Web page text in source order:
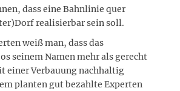
dass eine Bahnlinie quer
realisierbar sein soll.
weiß man, dass das
seinem Namen mehr als gerecht
einer Verbauung nachhaltig
planten gut bezahlte Experten